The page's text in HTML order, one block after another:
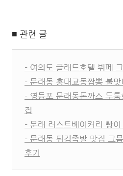
■ 관련 글
- 여의도 글래드호텔 뷔페
- 문래동 홍대교동짬뽕 불
- 영등포 문래동돈까스 두
집
- 문래 러스트베이커리 빵
- 문래동 튀김족발 맛집 그
후기